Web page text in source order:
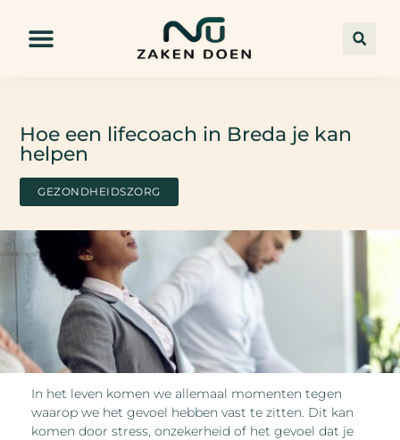
Hoe een lifecoach in Breda je kan
helpen
GEZONDHEIDSZORG
In het leven komen we allemaal momenten tegen
waarop we het gevoel hebben vast te zitten. Dit kan
komen door stress, onzekerheid of het gevoel dat je